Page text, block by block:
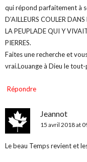
qui répond parfaitement à
D’AILLEURS COULER
LA PEUPLADE QUI Y
PIERRES.
Faites une recherche et
vrai.Louange à Dieu le tout-
Répondre
Jeannot
15 avril 2018 at
Le beau Temps revient et